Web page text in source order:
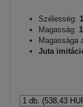
Szélesség:
Magasság:
Magassága
Juta